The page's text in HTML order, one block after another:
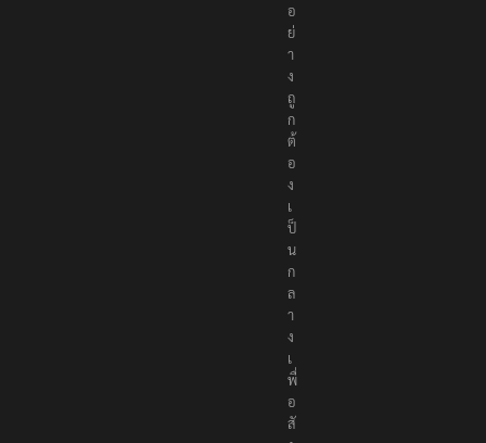
อ
ย่
า
ง
ถู
ก
ต้
อ
ง
เ
ป็
น
ก
ล
า
ง
เ
พื่
อ
สั